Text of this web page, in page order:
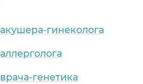
гинеколога
генетика